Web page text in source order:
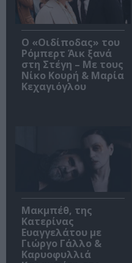
O «Οιδίποδας» του
Ρόμπερτ Άικ ξανά
στη Στέγη – Με τους
Νίκο Κουρή & Μαρία
Κεχαγιόγλου
Μακμπέθ, της
Κατερίνας
Ευαγγελάτου με
Γιώργο Γάλλο &
Καρυοφυλλιά